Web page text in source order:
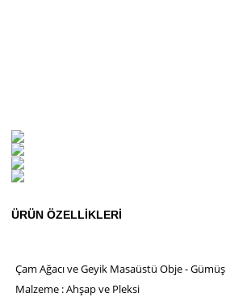
ÜRÜN ÖZELLIKLERI
Çam Ağacı ve Geyik Masaüstü Obje - Gümüş
Malzeme : Ahşap ve Pleksi